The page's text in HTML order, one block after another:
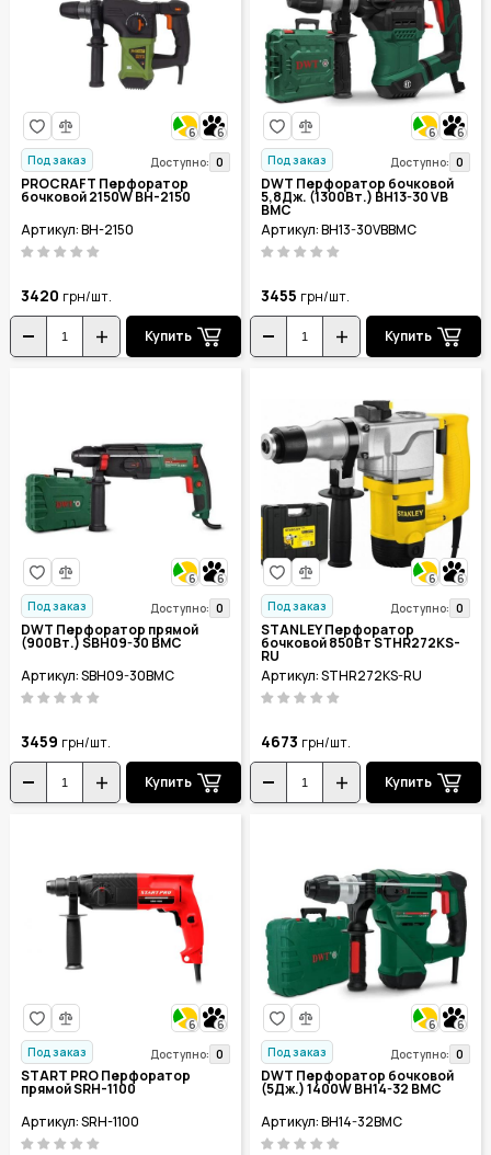
6
6
Под заказ
Доступно: 0
PROCRAFT Перфоратор
бочковой 2150W BH-2150
Артикул: BH-2150
3420 грн/шт.
Купить
6
6
Под заказ
Доступно: 0
DWT Перфоратор бочковой
5,8Дж. (1300Вт.) BH13-30 VB
BMC
Артикул: BH13-30VBBMC
3455 грн/шт.
Купить
6
6
Под заказ
Доступно: 0
DWT Перфоратор прямой
(900Вт.) SBH09-30 BMC
Артикул: SBH09-30BMC
3459 грн/шт.
Купить
6
6
Под заказ
Доступно: 0
STANLEY Перфоратор
бочковой 850Вт STHR272KS-
RU
Артикул: STHR272KS-RU
4673 грн/шт.
Купить
6
6
Под заказ
Доступно: 0
START PRO Перфоратор
прямой SRH-1100
Артикул: SRH-1100
6
6
Под заказ
Доступно: 0
DWT Перфоратор бочковой
(5Дж.) 1400W BH14-32 BMC
Артикул: BH14-32BMC